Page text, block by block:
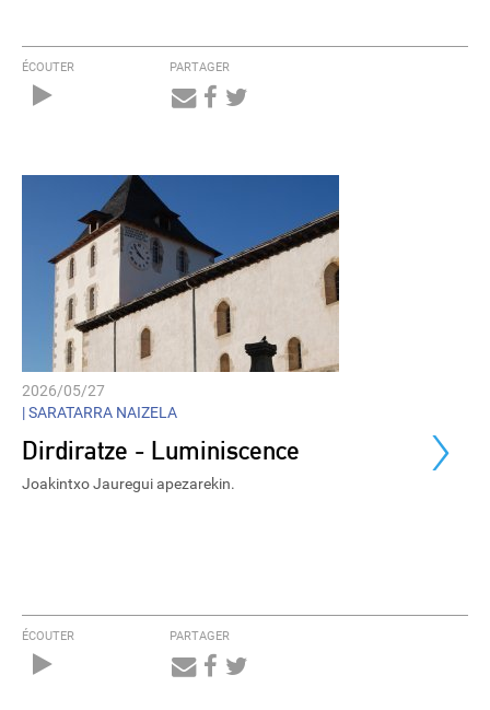
›
ÉCOUTER PARTAGER
2026/05/27
|SARATARRA NAIZELA
Dirdiratze - Luminiscence
Joakintxo Jauregui apezarekin.
ÉCOUTER PARTAGER